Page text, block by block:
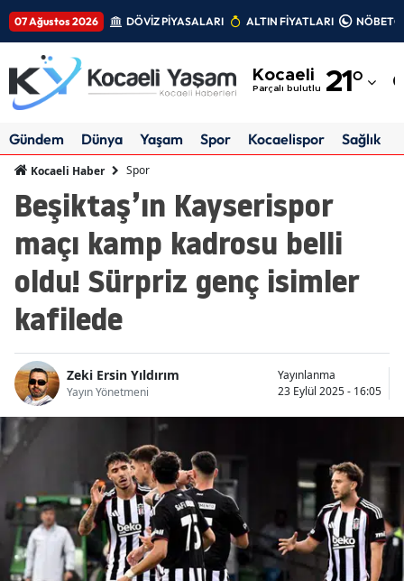
07 Ağustos 2026 DÖVİZ PİYASALARI ALTIN FİYATLARI
Kocaeli
Parçalı bulutlu 21°
Adıyaman
Amasya
Ankara
Antalya
Aydın
Balıkesir
Bingöl
Bitlis
Bolu
Burdur
Gündem Dünya Yaşam Spor Kocaelispor Sağlık
Kocaeli Haber Spor
Beşiktaş’ın Kayserispor
maçı kamp kadrosu belli
oldu! Sürpriz genç isimler
kafilede
Zeki Ersin Yıldırım
Yayın Yönetmeni
Yayınlanma
23 Eylül 2025 - 16:05